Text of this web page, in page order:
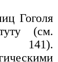
Гоголя
(см.
141).